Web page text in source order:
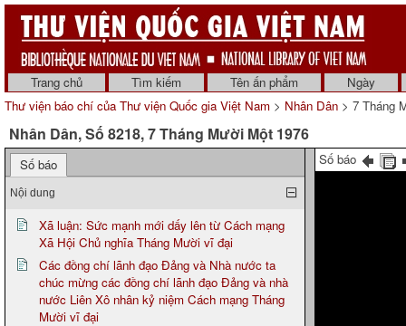
Trang chủ Tìm kiếm Tên ấn phẩm
Ngày
Thư viện báo chí của Thư viện Quốc gia Việt Nam > Nhân Dân > 7 Tháng
Nhân Dân, Số 8218, 7 Tháng Mười Một 1976
Số báo
Nội dung
Xã luận: Sức mạnh mới dấy lên từ Cách mạng
Xã Hội Chủ nghĩa Tháng Mười vĩ đại
Các đồng chí lãnh đạo Đảng và Nhà nước ta
chúc mừng các đồng chí lãnh đạo Đảng và nhà
nước Liên Xô nhân kỷ niệm Cách mạng Tháng
Mười vĩ đại
Số báo